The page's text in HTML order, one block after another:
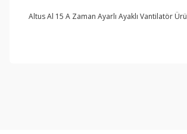
Altus Al 15 A Zaman Ayarlı Ayaklı Vantilatör